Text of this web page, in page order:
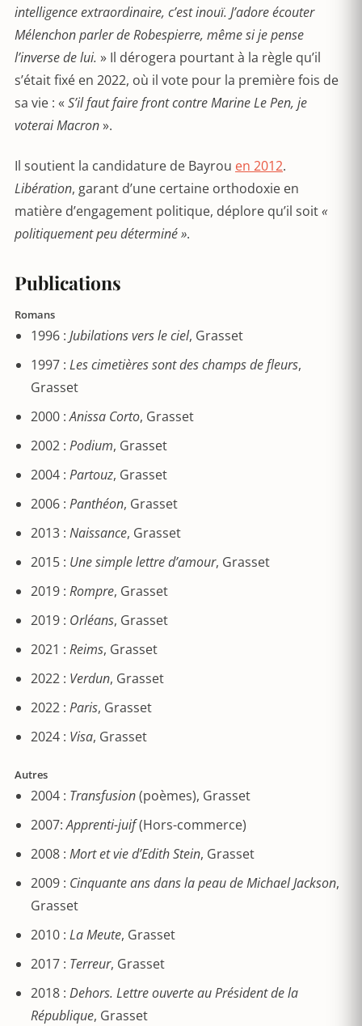
intelligence extraordinaire, c’est inouï. J’adore écouter
Mélenchon parler de Robespierre, même si je pense
l’inverse de lui. » Il dérogera pourtant à la règle qu’il
s’était fixé en 2022, où il vote pour la première fois de
sa vie : « S’il faut faire front contre Marine Le Pen, je
voterai Macron».
Il soutient la candidature de Bayrou en 2012.
Libération, garant d’une certaine orthodoxie en
matière d’engagement politique, déplore qu’il soit«
politiquement peu déterminé ».
Publications
Romans
1996 : Jubilations vers le ciel, Grasset
1997 : Les cimetières sont des champs de fleurs,
Grasset
2000 :Anissa Corto, Grasset
2002 : Podium, Grasset
2004 : Partouz, Grasset
2006 : Panthéon, Grasset
2013 : Naissance, Grasset
2015 : Une simple lettre d’amour, Grasset
2019 : Rompre, Grasset
2019 : Orléans, Grasset
2021 : Reims, Grasset
2022 : Verdun, Grasset
2022 : Paris, Grasset
2024 : Visa, Grasset
Autres
2004 : Transfusion(poèmes), Grasset
2007:Apprenti-juif(Hors-commerce)
2008 : Mort et vie d’Edith Stein, Grasset
2009 : Cinquante ans dans la peau de Michael Jackson,
Grasset
2010 : La Meute, Grasset
2017 : Terreur, Grasset
2018 : Dehors. Lettre ouverte au Président de la
République, Grasset